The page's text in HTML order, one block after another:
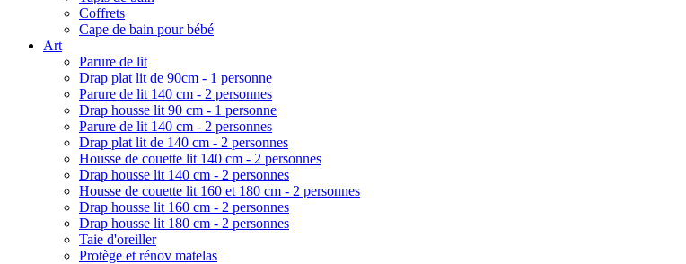
Coffrets
Cape de bain pour bébé
Art
Parure de lit
Drap plat lit de 90cm - 1 personne
Parure de lit 140 cm - 2 personnes
Drap housse lit 90 cm - 1 personne
Parure de lit 140 cm - 2 personnes
Drap plat lit de 140 cm - 2 personnes
Housse de couette lit 140 cm - 2 personnes
Drap housse lit 140 cm - 2 personnes
Housse de couette lit 160 et 180 cm - 2 personnes
Drap housse lit 160 cm - 2 personnes
Drap housse lit 180 cm - 2 personnes
Taie d'oreiller
Protège et rénov matelas